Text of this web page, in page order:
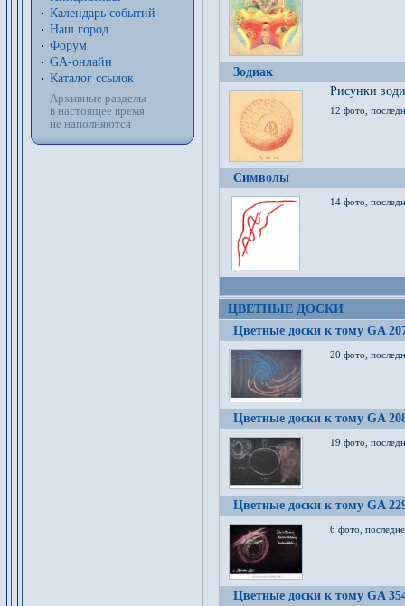
Календарь событий
Наш город
Форум
GA-онлайн
Каталог ссылок
Архивные разделы
в настоящее время
не наполняются
Зодиак
Рисунки
12 фото,
Символы
14 фото,
ЦВЕТНЫЕ ДОСКИ
Цветные доски к тому GA
20 фото,
Цветные доски к тому GA
19 фото,
Цветные доски к тому GA
6 фото,
Цветные доски к тому GA